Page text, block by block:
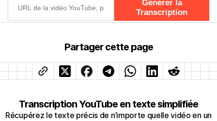
Partager cette page
Transcription YouTube en texte simplifiée
Récupérez le texte précis de n’importe quelle vidéo en un